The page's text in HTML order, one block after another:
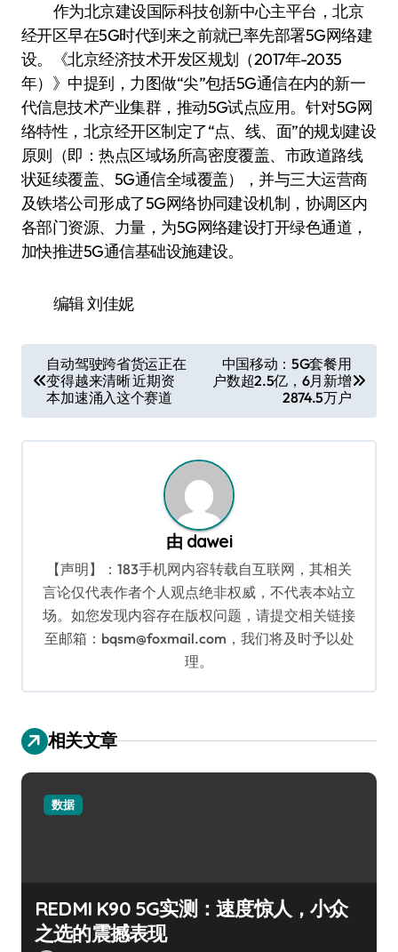
作为北京建设国际科技创新中心主平台，北京
经开区早在5G时代到来之前就已率先部署5G网络建
设。《北京经济技术开发区规划（2017年-2035
年）》中提到，力图做“尖”包括5G通信在内的新一
代信息技术产业集群，推动5G试点应用。针对5G网
络特性，北京经开区制定了“点、线、面”的规划建设
原则（即：热点区域场所高密度覆盖、市政道路线
状延续覆盖、5G通信全域覆盖），并与三大运营商
及铁塔公司形成了5G网络协同建设机制，协调区内
各部门资源、力量，为5G网络建设打开绿色通道，
加快推进5G通信基础设施建设。
编辑 刘佳妮
章
导
航
自动驾驶跨省货运正在
变得越来清晰 近期资
本加速涌入这个赛道
中国移动：5G套餐用
户数超2.5亿，6月新增
2874.5万户
由 dawei
【声明】：183手机网内容转载自互联网，其相关
言论仅代表作者个人观点绝非权威，不代表本站立
场。如您发现内容存在版权问题，请提交相关链接
至邮箱：bqsm@foxmail.com，我们将及时予以处
理。
相关文章
数据
REDMI K90 5G实测：速度惊人，小众
之选的震撼表现